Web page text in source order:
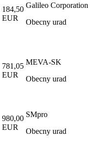
184,50
EUR
Galileo Corporation
Obecny urad
781,05
EUR
MEVA-SK
Obecny urad
980,00
EUR
SMpro
Obecny urad